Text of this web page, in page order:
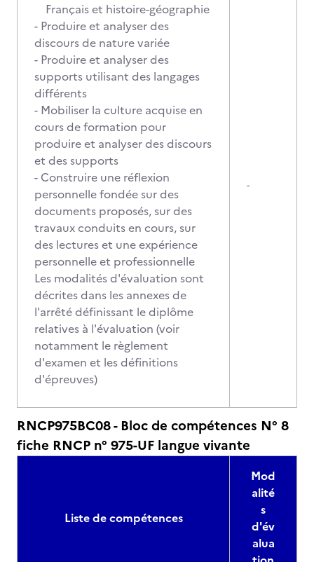
Français et histoire-géographie
- Produire et analyser des
discours de nature variée
- Produire et analyser des
supports utilisant des langages
différents
- Mobiliser la culture acquise en
cours de formation pour
produire et analyser des discours
et des supports
- Construire une réflexion
personnelle fondée sur des
documents proposés, sur des
travaux conduits en cours, sur
des lectures et une expérience
personnelle et professionnelle
Les modalités d'évaluation sont
décrites dans les annexes de
l'arrêté définissant le diplôme
relatives à l'évaluation (voir
notamment le règlement
d'examen et les définitions
d'épreuves)
-
RNCP975BC08 - Bloc de compétences N° 8
fiche RNCP n° 975-UF langue vivante
Liste de compétences
Mod
alité
s
d'év
alua